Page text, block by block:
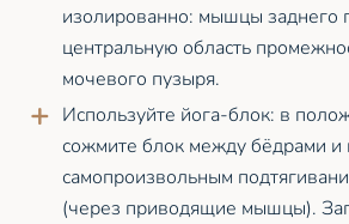
изолированно: мышцы заднего
центральную область
мочевого пузыря.
Используйте йога-блок: в
сожмите блок между бёдрами и
самопроизвольным
(через приводящие мышцы).